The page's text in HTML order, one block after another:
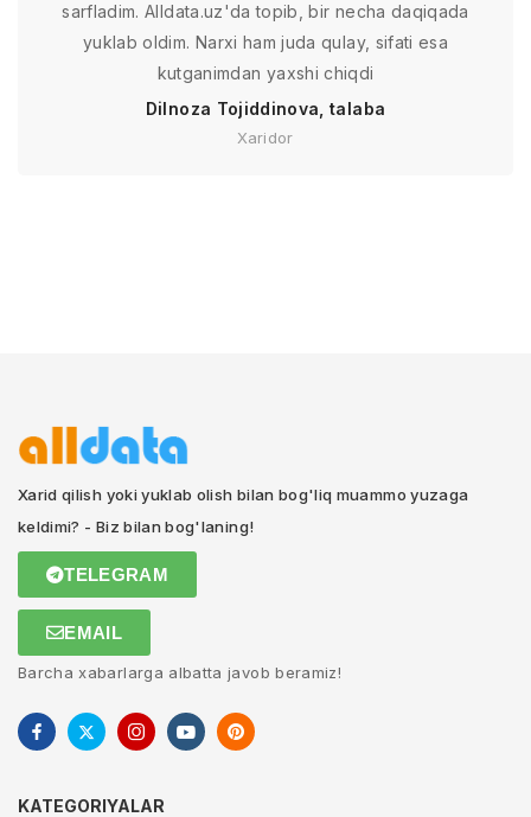
sarfladim. Alldata.uz'da topib, bir necha daqiqada
yuklab oldim. Narxi ham juda qulay, sifati esa
kutganimdan yaxshi chiqdi
Dilnoza Tojiddinova, talaba
Xaridor
Xarid qilish yoki yuklab olish bilan bog'liq muammo yuzaga
keldimi? - Biz bilan bog'laning!
TELEGRAM
EMAIL
Barcha xabarlarga albatta javob beramiz!
KATEGORIYALAR